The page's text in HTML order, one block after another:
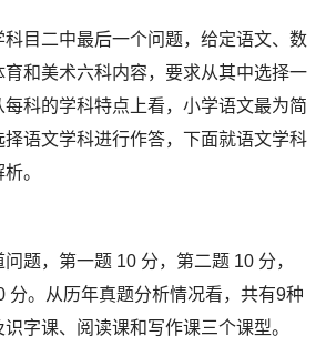
目二中最后一个问题，给定语文、数
和美术六科内容，要求从其中选择一
科的学科特点上看，小学语文最为简
语文学科进行作答，下面就语文学科
。
题，第一题 10 分，第二题 10 分，
分。从历年真题分析情况看，共有9种
字课、阅读课和写作课三个课型。